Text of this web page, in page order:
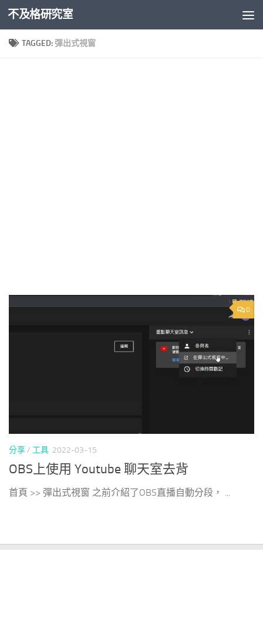
Skip to content
不及格研究室
TAGGED: 彈出式視窗
0
分享/ 工具 2022-03-15
OBS上使用 Youtube 聊天室去背
首頁 >> 彈出式視窗 之前介紹了OBS直播自動分段， ...